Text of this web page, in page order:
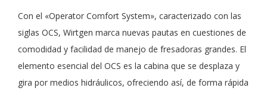
Con el «Operator Comfort System», caracterizado con las
siglas OCS, Wirtgen marca nuevas pautas en cuestiones de
comodidad y facilidad de manejo de fresadoras grandes. El
elemento esencial del OCS es la cabina que se desplaza y
gira por medios hidráulicos, ofreciendo así, de forma rápida